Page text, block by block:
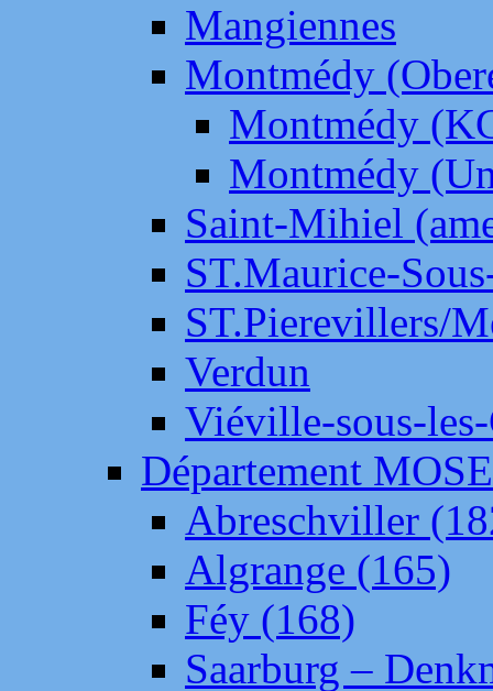
Mangiennes
Montmédy
Montmédy
Montmédy
Saint-Mihiel
ST.Maurice-
ST.Pierevillers/
Verdun
Viéville-sous-
Département
Abreschviller
Algrange (165)
Féy (168)
Saarburg –